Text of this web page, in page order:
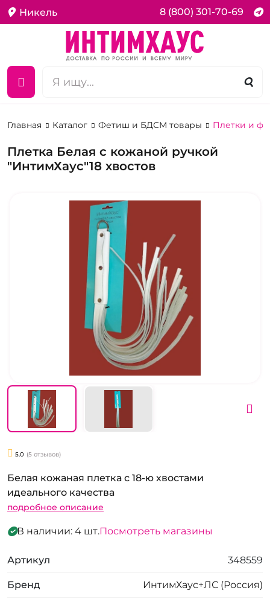
Никель 8 (800) 301-70-69
Главная Каталог Фетиш и БДСМ товары Плетки и
Плетка Белая с кожаной ручкой
"ИнтимХаус"18 хвостов
5.0 (5 отзывов)
Белая кожаная плетка с 18-ю хвостами
идеального качества
подробное описание
В наличии: 4 шт.Посмотреть магазины
Артикул 348559
Бренд ИнтимХаус+ЛС (Россия)